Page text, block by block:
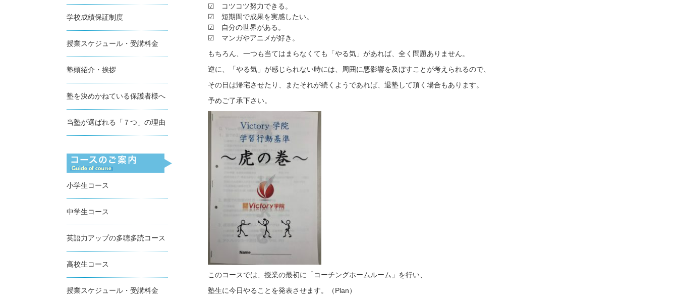
☑ コツコツ努力できる。
☑ 短期間で成果を実感したい。
☑ 自分の世界がある。
☑ マンガやアニメが好き。
もちろん、一つも当てはまらなくても「やる気」があれば、全く問題ありません。
逆に、「やる気」が感じられない時には、周囲に悪影響を及ぼすことが考えられるので、
その日は帰宅させたり、またそれが続くようであれば、退塾して頂く場合もあります。
予めご了承下さい。
このコースでは、授業の最初に「コーチングホームルーム」を行い、
塾生に今日やることを発表させます。（Plan）
学校成績保証制度
授業スケジュール・受講料金
塾頭紹介・挨拶
塾を決めかねている保護者様へ
当塾が選ばれる「７つ」の理由
小学生コース
中学生コース
英語力アップの多聴多読コース
高校生コース
授業スケジュール・受講料金